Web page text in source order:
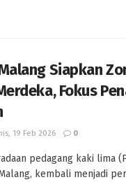
Siapkan
Fokus
19 Feb 2026 0
pedagang kaki lima
kembali menjadi